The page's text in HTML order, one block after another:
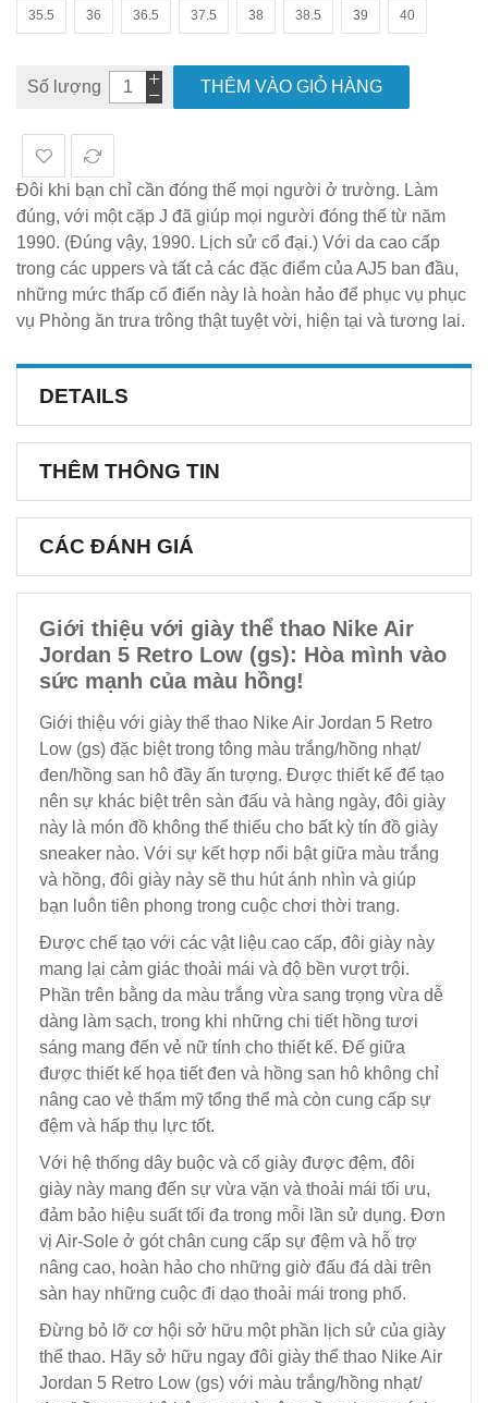
35.5 36 36.5 37.5 38 38.5 39 40
Số lượng THÊM VÀO GIỎ HÀNG
Đôi khi bạn chỉ cần đóng thế mọi người ở trường. Làm
đúng, với một cặp J đã giúp mọi người đóng thế từ năm
1990. (Đúng vậy, 1990. Lịch sử cổ đại.) Với da cao cấp
trong các uppers và tất cả các đặc điểm của AJ5 ban đầu,
những mức thấp cổ điển này là hoàn hảo để phục vụ phục
vụ Phòng ăn trưa trông thật tuyệt vời, hiện tại và tương lai.
DETAILS
THÊM THÔNG TIN
CÁC ĐÁNH GIÁ
Giới thiệu với giày thể thao Nike Air
Jordan 5 Retro Low (gs): Hòa mình vào
sức mạnh của màu hồng!
Giới thiệu với giày thể thao Nike Air Jordan 5 Retro
Low (gs) đặc biệt trong tông màu trắng/hồng nhạt/
đen/hồng san hô đầy ấn tượng. Được thiết kế để tạo
nên sự khác biệt trên sàn đấu và hàng ngày, đôi giày
này là món đồ không thể thiếu cho bất kỳ tín đồ giày
sneaker nào. Với sự kết hợp nổi bật giữa màu trắng
và hồng, đôi giày này sẽ thu hút ánh nhìn và giúp
bạn luôn tiên phong trong cuộc chơi thời trang.
Được chế tạo với các vật liệu cao cấp, đôi giày này
mang lại cảm giác thoải mái và độ bền vượt trội.
Phần trên bằng da màu trắng vừa sang trọng vừa dễ
dàng làm sạch, trong khi những chi tiết hồng tươi
sáng mang đến vẻ nữ tính cho thiết kế. Đế giữa
được thiết kế họa tiết đen và hồng san hô không chỉ
nâng cao vẻ thẩm mỹ tổng thể mà còn cung cấp sự
đệm và hấp thụ lực tốt.
Với hệ thống dây buộc và cổ giày được đệm, đôi
giày này mang đến sự vừa vặn và thoải mái tối ưu,
đảm bảo hiệu suất tối đa trong mỗi lần sử dụng. Đơn
vị Air-Sole ở gót chân cung cấp sự đệm và hỗ trợ
nâng cao, hoàn hảo cho những giờ đấu đá dài trên
sàn hay những cuộc đi dạo thoải mái trong phố.
Đừng bỏ lỡ cơ hội sở hữu một phần lịch sử của giày
thể thao. Hãy sở hữu ngay đôi giày thể thao Nike Air
Jordan 5 Retro Low (gs) với màu trắng/hồng nhạt/